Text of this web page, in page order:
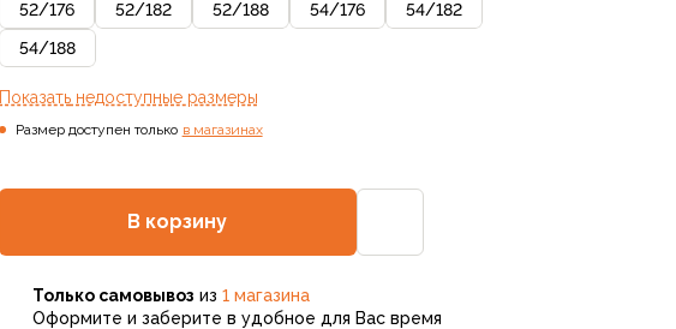
52/176 52/182 52/188 54/176 54/182
54/188
Показатьнедоступные размеры
Размер доступен только в магазинах
В корзину
Только самовывоз из 1 магазина
Оформите и заберите в удобное для Вас время